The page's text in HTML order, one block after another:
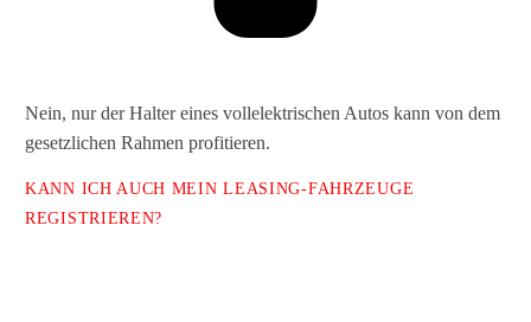
Nein, nur der Halter eines vollelektrischen Autos kann von dem
gesetzlichen Rahmen profitieren.
KANN ICH AUCH MEIN LEASING-FAHRZEUGE
REGISTRIEREN?